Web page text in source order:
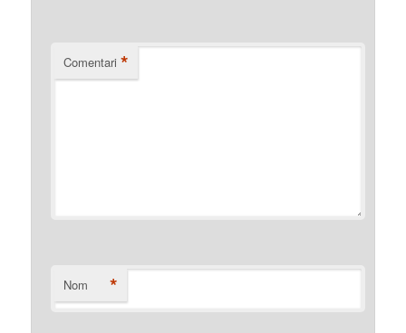
Comentari *
Nom *